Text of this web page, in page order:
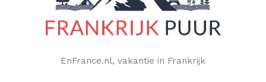
EnFrance.nl, vakantie in Frankrijk